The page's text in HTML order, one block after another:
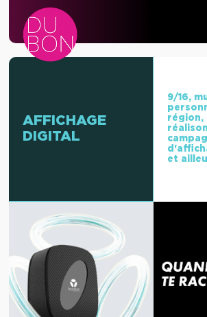
AFFICHAGE
DIGITAL
9/16,
région,
et